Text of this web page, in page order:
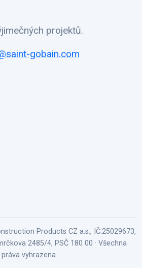
projektů.
gobain.com
Products CZ a.s., IČ:25029673,
2485/4, PSČ 180 00 · Všechna
práva vyhrazena